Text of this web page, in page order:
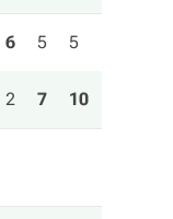
6 5 5
2 7 10